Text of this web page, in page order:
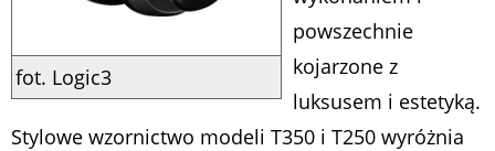
fot. Logic3
powszechnie
kojarzone z
luksusem i estetyką.
Stylowe wzornictwo modeli T350 i T250 wyróżnia